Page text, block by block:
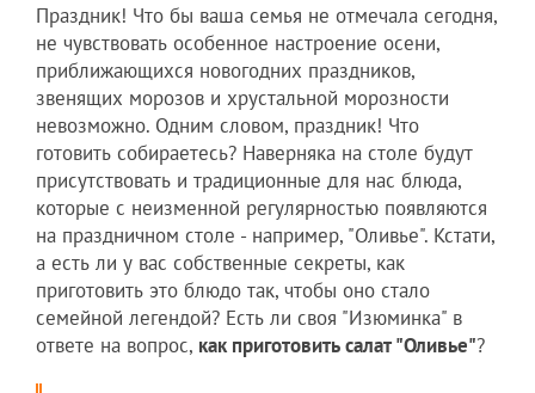
Праздник! Что бы ваша семья не отмечала сегодня,
не чувствовать особенное настроение осени,
приближающихся новогодних праздников,
звенящих морозов и хрустальной морозности
невозможно. Одним словом, праздник! Что
готовить собираетесь? Наверняка на столе будут
присутствовать и традиционные для нас блюда,
которые с неизменной регулярностью появляются
на праздничном столе - например, "Оливье". Кстати,
а есть ли у вас собственные секреты, как
приготовить это блюдо так, чтобы оно стало
семейной легендой? Есть ли своя "Изюминка" в
ответе на вопрос, как приготовить салат "Оливье"?